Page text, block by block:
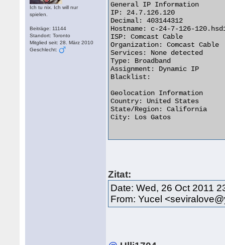
Ich tu nix. Ich will nur
spielen.
Beiträge: 11144
Standort: Toronto
Mitglied seit: 28. März 2010
Geschlecht:
General IP Information
IP: 24.7.126.120
Decimal: 403144312
Hostname: c-24-7-126-
ISP: Comcast Cable
Organization: Comcast Cable
Services: None detected
Type: Broadband
Assignment: Dynamic IP
Blacklist:
Geolocation Information
Country: United States
State/Region: California
City: Los Gatos
Zitat:
Date: Wed, 26 Oct 2011
From: Yucel